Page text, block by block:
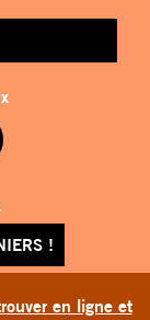
en ligne et
!